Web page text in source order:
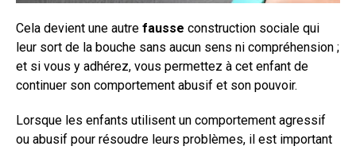
Cela devient une autre fausse construction sociale qui
leur sort de la bouche sans aucun sens ni compréhension ;
et si vous y adhérez, vous permettez à cet enfant de
continuer son comportement abusif et son pouvoir.
Lorsque les enfants utilisent un comportement agressif
ou abusif pour résoudre leurs problèmes, il est important